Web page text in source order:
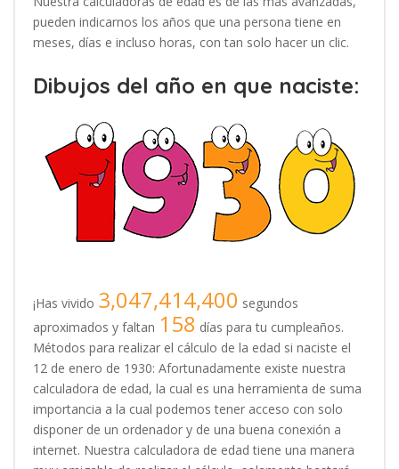
pueden indicarnos los años que una persona tiene en
meses, días e incluso horas, con tan solo hacer un clic.
Dibujos del año en que naciste:
¡Has vivido 3,047,414,400 segundos
aproximados y faltan 158 días para tu cumpleaños.
Métodos para realizar el cálculo de la edad si naciste el
12 de enero de 1930: Afortunadamente existe nuestra
calculadora de edad, la cual es una herramienta de suma
importancia a la cual podemos tener acceso con solo
disponer de un ordenador y de una buena conexión a
internet. Nuestra calculadora de edad tiene una manera